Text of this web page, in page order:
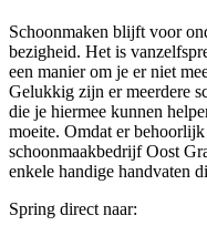
Schoonmaken blijft voor
bezigheid. Het is
een manier om je er niet
Gelukkig zijn er meerdere
die je hiermee kunnen
moeite. Omdat er
schoonmaakbedrijf Oost
enkele handige handvaten
Spring direct naar: